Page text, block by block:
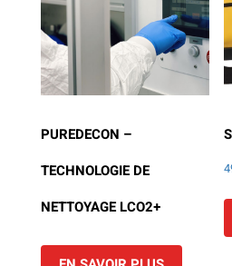
PUREDECON –
TECHNOLOGIE DE
NETTOYAGE LCO2+